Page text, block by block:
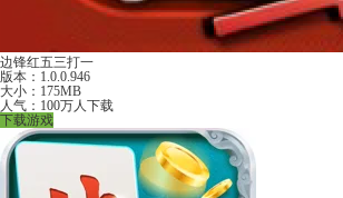
边锋红五三打一
版本：1.0.0.946
大小：175MB
人气：100万人下载
下载游戏